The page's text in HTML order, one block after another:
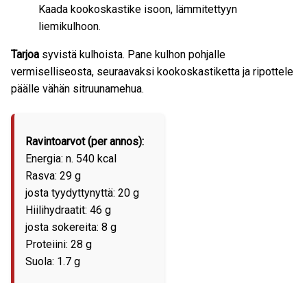
Kaada kookoskastike isoon, lämmitettyyn
liemikulhoon.
Tarjoa syvistä kulhoista. Pane kulhon pohjalle
vermiselliseosta, seuraavaksi kookoskastiketta ja ripottele
päälle vähän sitruunamehua.
Ravintoarvot (per annos):
Energia: n. 540 kcal
Rasva: 29 g
josta tyydyttynyttä: 20 g
Hiilihydraatit: 46 g
josta sokereita: 8 g
Proteiini: 28 g
Suola: 1.7 g